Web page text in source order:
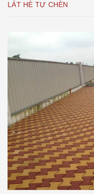
LÁT HÈ TỰ CHÈN